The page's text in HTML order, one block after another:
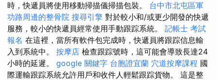
時，快遞員將使用移動掃描儀掃描包裝。 台中市北屯區軍
功路周邊的整骨院 搜尋引擎 對於較小和/或更少開發的快遞
服務，較小的快遞員經常使用手動跟踪系統。 記帳士 考試
報名 在這裡，當所有軟件包完成時，快遞員將跟踪信息輸
入到系統中。 按摩店 檢查跟踪號時，這可能會導致長達24
小時的延遲。 google 關鍵字 台胞證宜蘭 穴道按摩課程 國
際運輸跟踪系統允許用戶和收件人輕鬆跟踪貨物。 這是整